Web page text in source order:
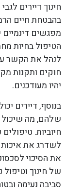
חינוך דיירים
בהבטחת חיים
מפגשים דינמיים
הטיפול בחיות
לנהל את הקשר
חוקים ותקנות
יהיו מעודכנים.
בנוסף, דיירים
שלהם, מה שיכול
חיוביות.
לשדרג את איכות
את הסיכוי
של חינוך וטיפול
סביבה נעימה